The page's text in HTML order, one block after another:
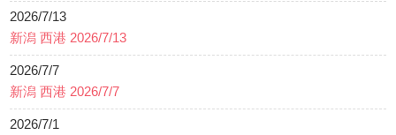
2026/7/13
新潟 西港 2026/7/13
2026/7/7
新潟 西港 2026/7/7
2026/7/1